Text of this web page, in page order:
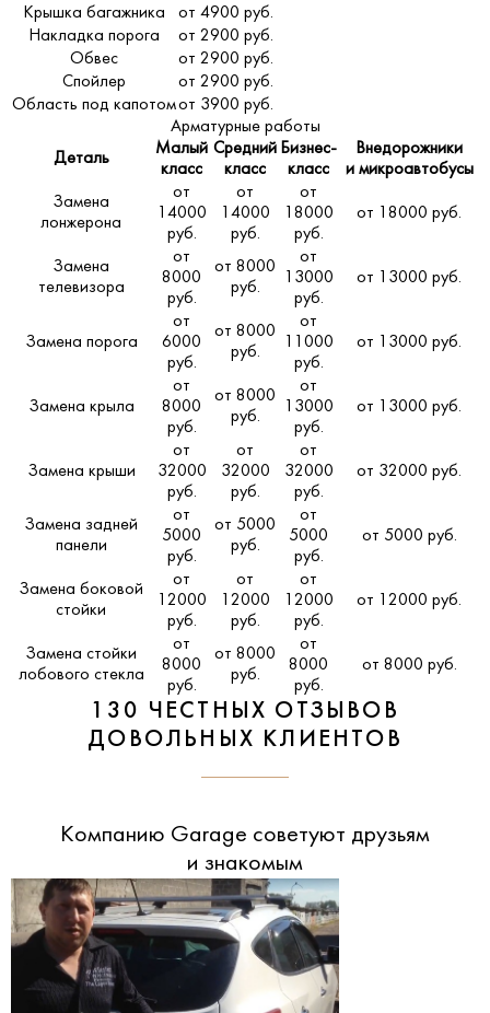
Крышка багажника
от 4900 руб.
Накладка порога
от 2900 руб.
Обвес
от 2900 руб.
Спойлер
от 2900 руб.
Область под капотомот 3900 руб.
Арматурные работы
Деталь
Малый
класс
Средний
класс
Бизнес-
класс
Внедорожники
и микроавтобусы
Замена
лонжерона
от
14000
руб.
от
14000
руб.
от
18000
руб.
от 18000 руб.
Замена
телевизора
от
8000
руб.
от 8000
руб.
от
13000
руб.
от 13000 руб.
Замена порога
от
6000
руб.
от 8000
руб.
от
11000
руб.
от 13000 руб.
Замена крыла
от
8000
руб.
от 8000
руб.
от
13000
руб.
от 13000 руб.
Замена крыши
от
32000
руб.
от
32000
руб.
от
32000
руб.
от 32000 руб.
Замена задней
панели
от
5000
руб.
от 5000
руб.
от
5000
руб.
от 5000 руб.
Замена боковой
стойки
от
12000
руб.
от
12000
руб.
от
12000
руб.
от 12000 руб.
Замена стойки
лобового стекла
от
8000
руб.
от 8000
руб.
от
8000
руб.
от 8000 руб.
130 ЧЕСТНЫХ ОТЗЫВОВ
ДОВОЛЬНЫХ КЛИЕНТОВ
Компанию Garage советуют друзьям
и знакомым